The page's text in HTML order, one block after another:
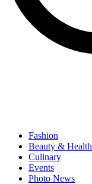
Fashion
Beauty & Health
Culinary
Events
Photo News